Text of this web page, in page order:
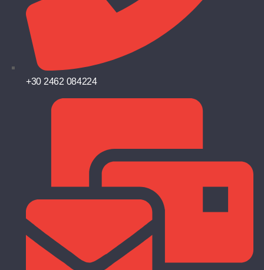
+30 2462 084224